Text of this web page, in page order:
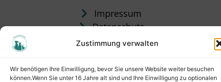
Zustimmung verwalten
Wir benötigen Ihre Einwilligung, bevor Sie unsere Website weiter besuchen
können.Wenn Sie unter 16 Jahre alt sind und Ihre Einwilligung zu optionalen
Impressum
Datenschutz
Satzung